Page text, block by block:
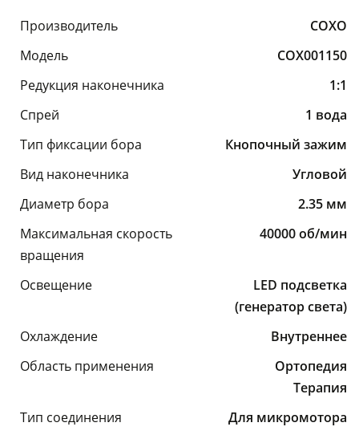
Производитель
COXO
Модель
COX001150
Редукция наконечника
1:1
Спрей
1 вода
Тип фиксации бора
Кнопочный зажим
Вид наконечника
Угловой
Диаметр бора
2.35 мм
Максимальная скорость
вращения
40000 об/мин
Освещение
LED подсветка
(генератор света)
Охлаждение
Внутреннее
Область применения
Ортопедия
Терапия
Тип соединения
Для микромотора